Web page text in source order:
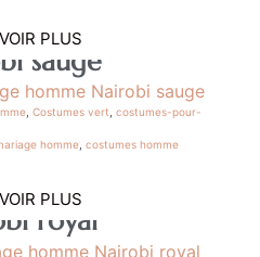
sauge
PLUS
Costumes vert costumes-pour-
homme costumes homme
royal
PLUS